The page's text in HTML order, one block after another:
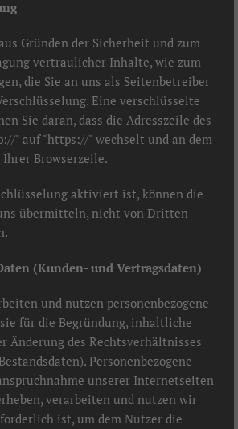
Gründen der Sicherheit und zum
vertraulicher Inhalte, wie zum
die Sie an uns als Seitenbetreiber
Eine verschlüsselte
Sie daran, dass die Adresszeile des
" auf "https://" wechselt und an dem
Browserzeile.
aktiviert ist, können die
übermitteln, nicht von Dritten
(Kunden- und Vertragsdaten)
und nutzen personenbezogene
für die Begründung, inhaltliche
Änderung des Rechtsverhältnisses
Personenbezogene
unserer Internetseiten
verarbeiten und nutzen wir
ist, um dem Nutzer die